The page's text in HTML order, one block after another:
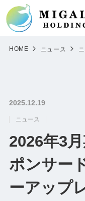
HOME ニュース
2025.12.19
ニュース
2026年3
ポンサー
ーアップ